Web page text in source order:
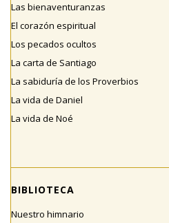
Las bienaventuranzas
El corazón espiritual
Los pecados ocultos
La carta de Santiago
La sabiduría de los Proverbios
La vida de Daniel
La vida de Noé
BIBLIOTECA
Nuestro himnario